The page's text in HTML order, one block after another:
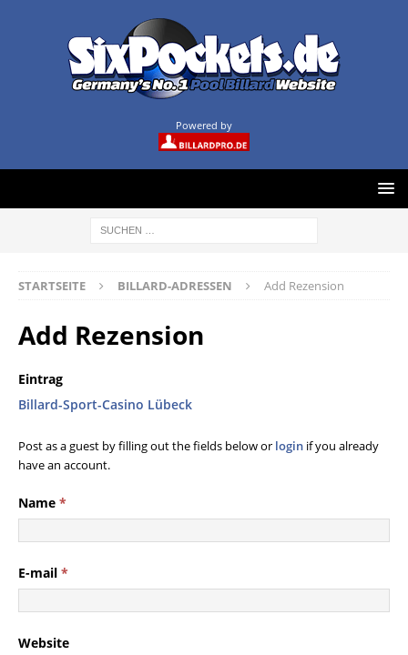
Powered by
STARTSEITE BILLARD-ADRESSEN Add Rezension
Add Rezension
Eintrag
Billard-Sport-Casino Lübeck
Post as a guest by filling out the fields below or login if you already
have an account.
Name *
E-mail *
Website